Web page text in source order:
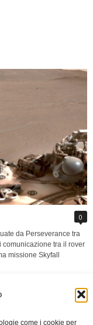
come i cookie per
0
da Perseverance tra
comunicazione tra il rover
missione Skyfall